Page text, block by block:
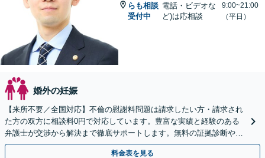
らも相談
受付中
電話・ビデオな
ど)は応相談
9:00~21:00
（平日）
婚外の妊娠
【来所不要／全国対応】不倫の慰謝料問題は請求したい方・請求され
た方の双方に相談料0円で対応しています。豊富な実績と経験のある
弁護士が交渉から解決まで徹底サポートします。無料の証拠診断や着
手金の返還保証もありますので安心してご相談ください。
料金表を見る